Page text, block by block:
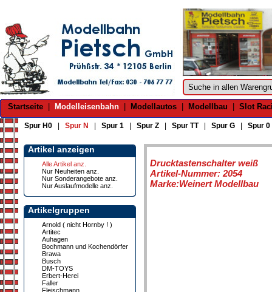
Startseite Modelleisenbahn Modellautos Modellbau Slot
Spur H0 Spur N Spur 1 Spur Z Spur TT| Spur G Spur 0
Artikel anzeigen
Alle Artikel anz.
Nur Neuheiten anz.
Nur Sonderangebote anz.
Nur Auslaufmodelle anz.
Artikelgruppen
Arnold ( nicht Hornby ! )
Artitec
Auhagen
Bochmann und Kochendörfer
Brawa
Busch
DM-TOYS
Erbert-Herei
Faller
Fleischmann
Drucktastenschalter weiß
Artikel-Nummer: 2054
Marke:Weinert Modellbau